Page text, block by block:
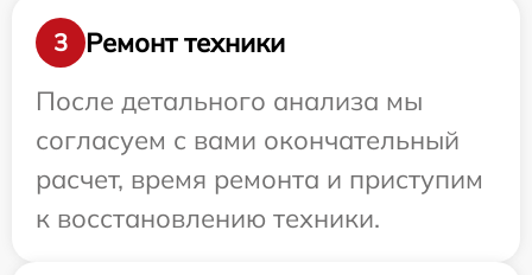
3
Ремонт техники
После детального анализа мы
согласуем с вами окончательный
расчет, время ремонта и приступим
к восстановлению техники.